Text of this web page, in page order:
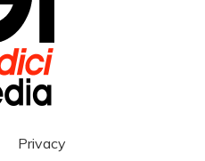
Privacy